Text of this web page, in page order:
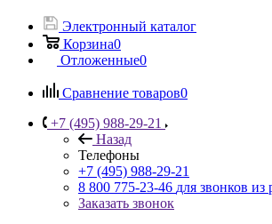
Электронный каталог
Корзина0
Отложенные0
Сравнение товаров0
+7 (495) 988-29-21
Назад
Телефоны
+7 (495) 988-29-21
8 800 775-23-46 для звонков из
Заказать звонок